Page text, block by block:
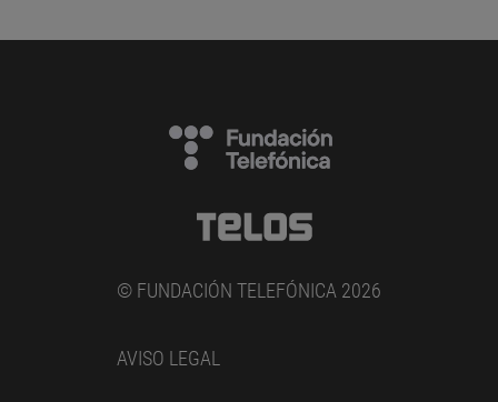
© FUNDACIÓN TELEFÓNICA 2026
AVISO LEGAL